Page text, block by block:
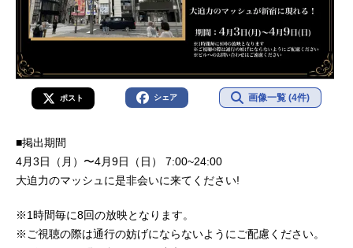
ポスト シェア 画像一覧 (4件)
■掲出期間
4月3日（月）〜4月9日（日） 7:00~24:00
大迫力のマッシュに是非会いに来てください!
※1時間毎に8回の放映となります。
※ご視聴の際は通行の妨げにならないようにご配慮ください。